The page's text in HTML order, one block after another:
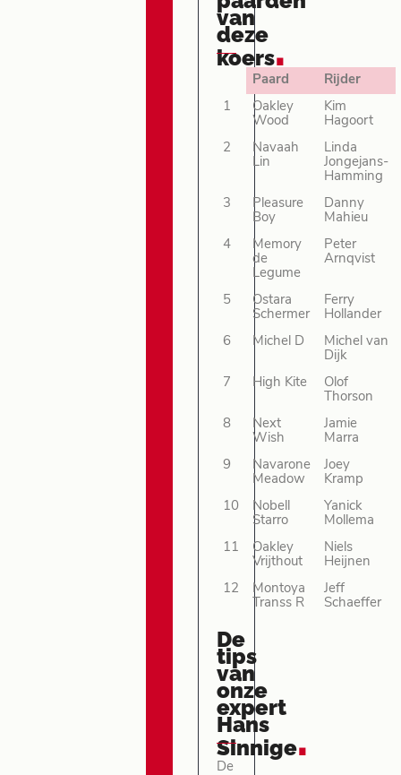
van
deze
koers.
Paard
Rijder
1
Oakley
Wood
Kim
Hagoort
2
Navaah
Lin
Linda
Jongejans-
Hamming
3
Pleasure
Boy
Danny
Mahieu
4
Memory
de
Legume
Peter
Arnqvist
5
Ostara
Schermer
Ferry
Hollander
6
Michel D
Michel van
Dijk
7
High Kite
Olof
Thorson
8
Next
Wish
Jamie
Marra
9
Navarone
Meadow
Joey
Kramp
10
Nobell
Starro
Yanick
Mollema
11
Oakley
Vrijthout
Niels
Heijnen
12
Montoya
Transs R
Jeff
Schaeffer
De
tips
van
onze
expert
Hans
Sinnige.
De